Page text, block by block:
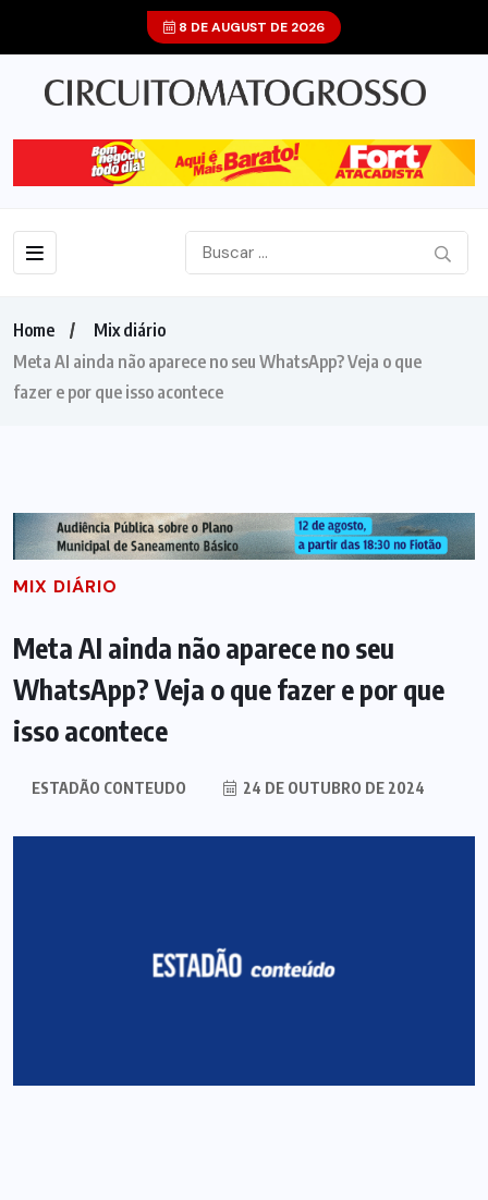
8 DE AUGUST DE 2026
Home
Mix diário
Meta AI ainda não aparece no seu WhatsApp? Veja o que
fazer e por que isso acontece
MIX DIÁRIO
Meta AI ainda não aparece no seu
WhatsApp? Veja o que fazer e por que
isso acontece
ESTADÃO CONTEUDO 24 DE OUTUBRO DE 2024